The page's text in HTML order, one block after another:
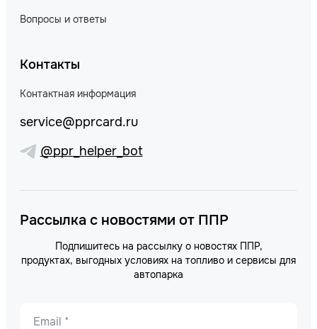
Вопросы и ответы
Контакты
Контактная информация
service@pprcard.ru
@ppr_helper_bot
Рассылка с новостями от ППР
Подпишитесь на рассылку о новостях ППР,
продуктах, выгодных условиях на топливо и сервисы для
автопарка
Email *